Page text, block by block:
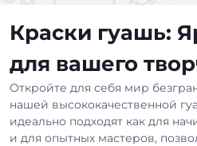
Краски гуашь:
для вашего
Откройте для себя мир
нашей высококачественной
идеально подходят как для
и для опытных мастеров,